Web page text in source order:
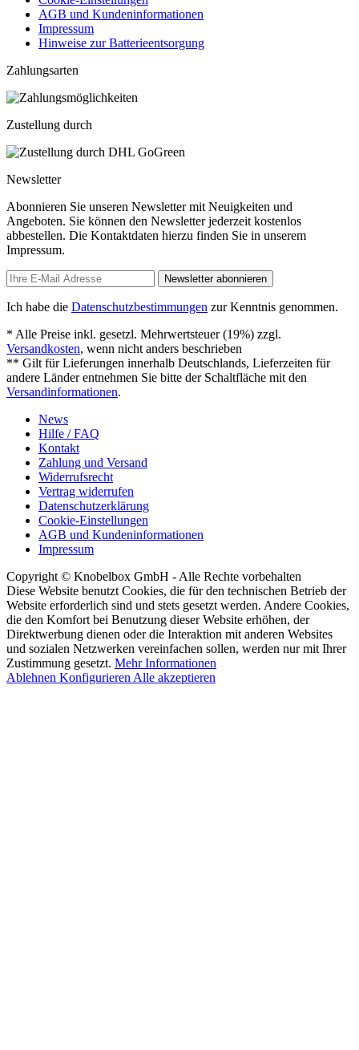
AGB und Kundeninformationen
Impressum
Hinweise zur Batterieentsorgung
Zahlungsarten
Zustellung durch
Newsletter
Abonnieren Sie unseren Newsletter mit Neuigkeiten und
Angeboten. Sie können den Newsletter jederzeit kostenlos
abbestellen. Die Kontaktdaten hierzu finden Sie in unserem
Impressum.
Newsletter abonnieren
Ich habe die Datenschutzbestimmungen zur Kenntnis genommen.
* Alle Preise inkl. gesetzl. Mehrwertsteuer (19%) zzgl.
Versandkosten, wenn nicht anders beschrieben
** Gilt für Lieferungen innerhalb Deutschlands, Lieferzeiten für
andere Länder entnehmen Sie bitte der Schaltfläche mit den
Versandinformationen.
News
Hilfe / FAQ
Kontakt
Zahlung und Versand
Widerrufsrecht
Vertrag widerrufen
Datenschutzerklärung
Cookie-Einstellungen
AGB und Kundeninformationen
Impressum
Copyright © Knobelbox GmbH - Alle Rechte vorbehalten
Diese Website benutzt Cookies, die für den technischen Betrieb der
Website erforderlich sind und stets gesetzt werden. Andere Cookies,
die den Komfort bei Benutzung dieser Website erhöhen, der
Direktwerbung dienen oder die Interaktion mit anderen Websites
und sozialen Netzwerken vereinfachen sollen, werden nur mit Ihrer
Zustimmung gesetzt. Mehr Informationen
Ablehnen Konfigurieren Alle akzeptieren